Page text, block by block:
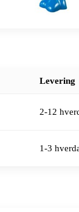
Levering
2-12
1-3